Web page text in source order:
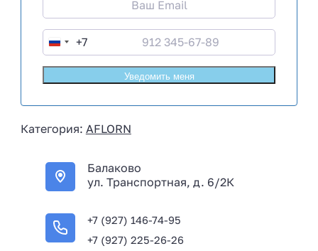
R
u
s
a
7
+7
Категория: AFLORN
Балаково
ул. Транспортная, д. 6/2К
+7 (927) 146-74-95
+7 (927) 225-26-26